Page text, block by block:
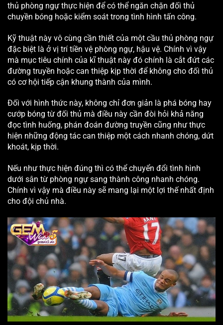
thủ phòng ngự thực hiện để có thể ngăn chặn đối thủ
chuyền bóng hoặc kiểm soát trong tình hình tấn công.
Kỹ thuật này vô cùng cần thiết của một cầu thủ phòng ngự
đặc biệt là ở vị trí tiền vệ phòng ngự, hậu vệ. Chính vì vậy
mà mục tiêu chính của kĩ thuật này đó chính là cắt đứt các
đường truyền hoặc can thiệp kịp thời để không cho đối thủ
có cơ hội tiếp cận khung thành của mình.
Đối với hình thức này, không chỉ đơn giản là phá bóng hay
cướp bóng từ đối thủ mà điều này cần đòi hỏi khả năng
đọc tình huống, phán đoán đường truyền cũng như thực
hiện những động tác can thiệp một cách nhanh chóng, dứt
khoát, kịp thời.
Nếu như thực hiện đúng thì có thể chuyển đổi tình hình
dưới sân từ phòng ngự sang thành công nhanh chóng.
Chính vì vậy mà điều này sẽ mang lại một lợi thế nhất định
cho đội chủ nhà.